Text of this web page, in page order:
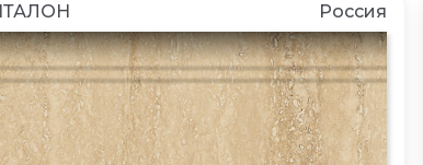
Россия